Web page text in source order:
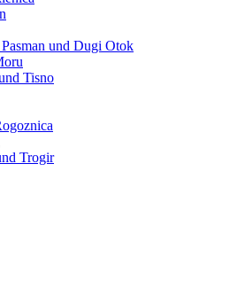
und Dugi Otok
Tisno
Trogir